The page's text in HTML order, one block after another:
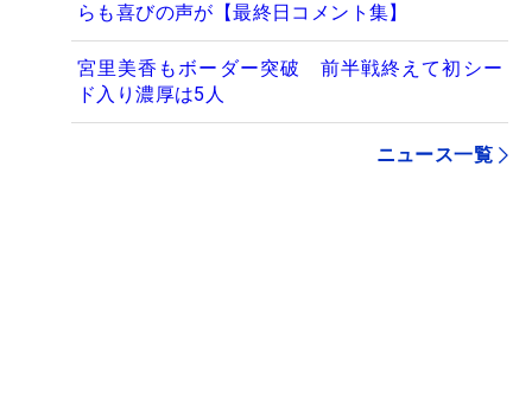
らも喜びの声が【最終日コメント集】
宮里美香もボーダー突破 前半戦終えて初シー
ド入り濃厚は5人
ニュース一覧